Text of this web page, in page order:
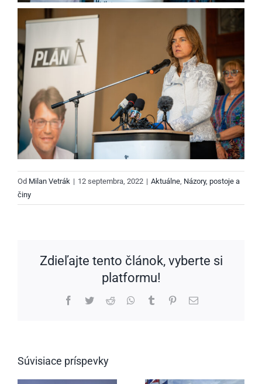
Od Milan Vetrák | 12 septembra, 2022 | Aktuálne, Názory, postoje a
činy
Zdieľajte tento článok, vyberte si
platformu!
Facebook
TwitterReddit WhatsApp
Tumblr PinterestEmail
Súvisiace príspevky